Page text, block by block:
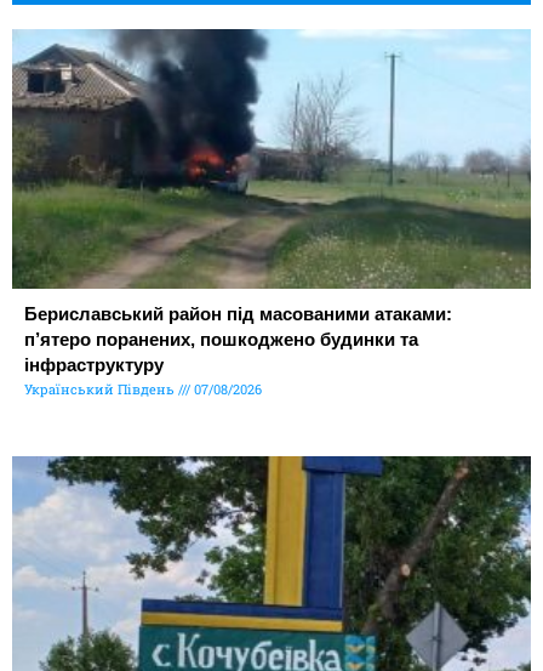
Бериславський район під масованими атаками:
п’ятеро поранених, пошкоджено будинки та
інфраструктуру
Український Південь 07/08/2026